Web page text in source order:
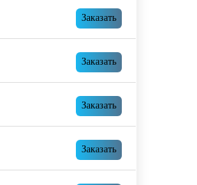
Заказать
Заказать
Заказать
Заказать